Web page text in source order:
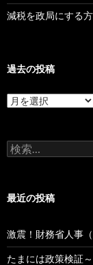
減税を政局にする
過去の投稿
過
去
稿
検
索:
最近の投稿
激震！財務省人事
たまには政策検証